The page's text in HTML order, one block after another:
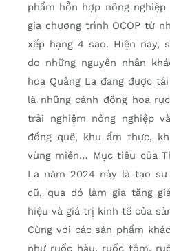
phẩm hỗn hợp nông
gia chương trình OCOP từ
xếp hạng 4 sao. Hiện nay,
do những nguyên nhân
hoa Quảng La đang được
là những cánh đồng hoa
trải nghiệm nông nghiệp
đồng quê, khu ẩm thực,
vùng miền… Mục tiêu của
La năm 2024 này là tạo
cũ, qua đó làm gia tăng
hiệu và giá trị kinh tế của
Cùng với các sản phẩm
như ruốc hàu, ruốc tôm,